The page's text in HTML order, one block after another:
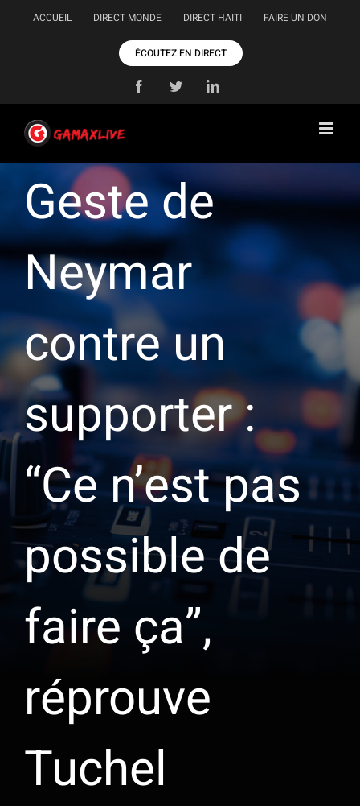
PasserACCUEIL DIRECT MONDE DIRECT HAITI FAIRE UN DON
ÉCOUTEZ EN DIRECT
FacebookTwitterLinkedIn
Geste de
Neymar
contre un
supporter :
“Ce n’est pas
possible de
faire ça”,
réprouve
Tuchel